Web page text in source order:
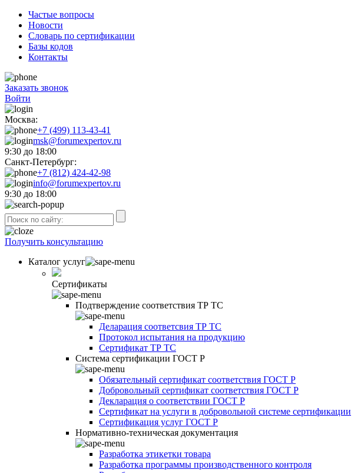
Частые вопросы
Новости
Словарь по сертификации
Базы кодов
Контакты
Заказать звонок
Войти
Москва:
+7 (499) 113-43-41
msk@forumexpertov.ru
9:30 до 18:00
Санкт-Петербург:
+7 (812) 424-42-98
info@forumexpertov.ru
9:30 до 18:00
Получить консультацию
Каталог услуг
Сертификаты
Подтверждение соответствия ТР ТС
Деларация соответсвия ТР ТС
Протокол испытания на продукцию
Сертификат ТР ТС
Система сертификации ГОСТ Р
Обязательный сертификат соответствия ГОСТ Р
Добровольный сертификат соответствия ГОСТ Р
Декларация о соответствии ГОСТ Р
Сертификат на услуги в добровольной системе сертификации
Сертификация услуг ГОСТ Р
Нормативно-техническая документация
Разработка этикетки товара
Разработка программы производственного контроля